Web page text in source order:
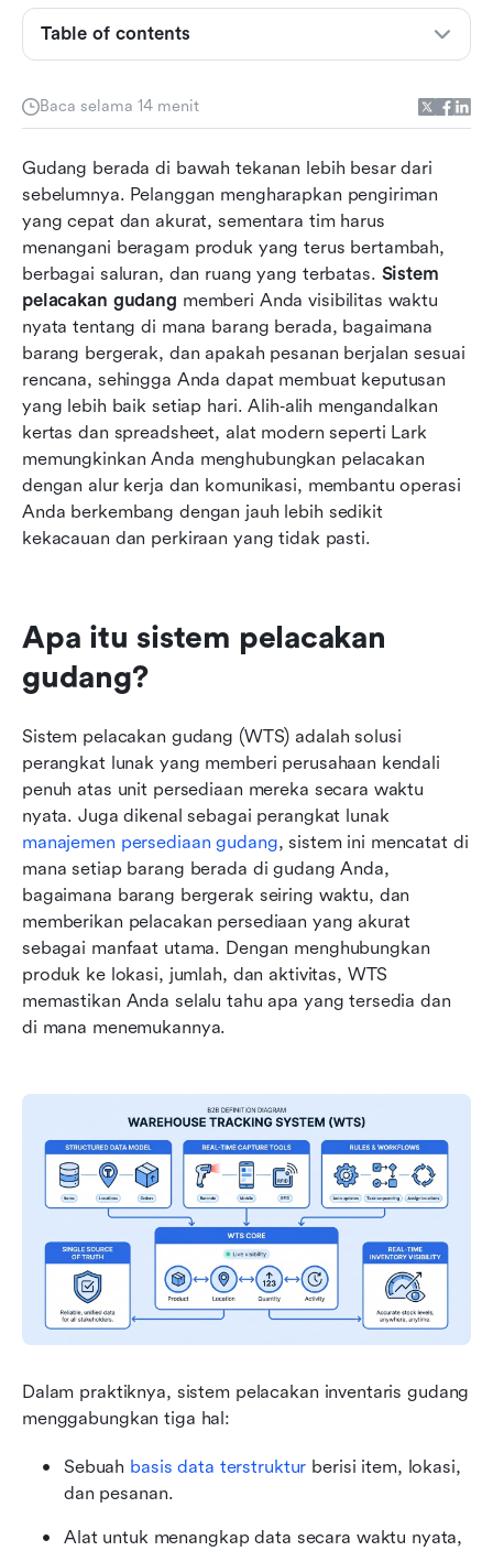
Baca selama 14 menit
Gudang berada di bawah tekanan lebih besar dari
sebelumnya. Pelanggan mengharapkan pengiriman
yang cepat dan akurat, sementara tim harus
menangani beragam produk yang terus bertambah,
berbagai saluran, dan ruang yang terbatas. Sistem
pelacakan gudang memberi Anda visibilitas waktu
nyata tentang di mana barang berada, bagaimana
barang bergerak, dan apakah pesanan berjalan sesuai
rencana, sehingga Anda dapat membuat keputusan
yang lebih baik setiap hari. Alih‑alih mengandalkan
kertas dan spreadsheet, alat modern seperti Lark
memungkinkan Anda menghubungkan pelacakan
dengan alur kerja dan komunikasi, membantu operasi
Anda berkembang dengan jauh lebih sedikit
kekacauan dan perkiraan yang tidak pasti.
Apa itu sistem pelacakan
gudang?
Sistem pelacakan gudang (WTS) adalah solusi
perangkat lunak yang memberi perusahaan kendali
penuh atas unit persediaan mereka secara waktu
manajemen persediaan gudang, sistem ini mencatat di
mana setiap barang berada di gudang Anda,
bagaimana barang bergerak seiring waktu, dan
memberikan pelacakan persediaan yang akurat
sebagai manfaat utama. Dengan menghubungkan
produk ke lokasi, jumlah, dan aktivitas, WTS
memastikan Anda selalu tahu apa yang tersedia dan
di mana menemukannya.
Dalam praktiknya, sistem pelacakan inventaris gudang
menggabungkan tiga hal:
Sebuah basis data terstruktur berisi item, lokasi,
dan pesanan.
Alat untuk menangkap data secara waktu nyata,
Table of contents
Sistem pelacakan gudang vs sistem manajemen
inventaris
modern
7 alat sistem pelacakan gudang teratas yang
direkomendasikan
6 manfaat bisnis dari sistem pelacakan gudang
Fitur utama yang perlu diperhatikan dalam
sistem pelacakan gudang
Bagaimana memilih sistem pelacakan gudang
yang tepat
Tren masa depan dalam sistem pelacakan
gudang
Kesimpulan
Bacaan terkait